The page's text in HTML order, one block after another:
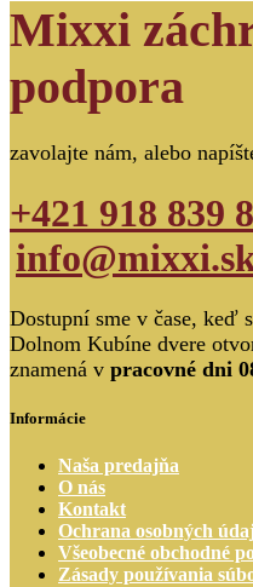
Mixxi
podpora
zavolajte nám, alebo
+421 918 839
Dostupní sme v čase, keď
Dolnom Kubíne dvere
znamená v pracovné dni
Informácie
Naša predajňa
O nás
Kontakt
Ochrana osobných
Všeobecné obchodné
Zásady používania